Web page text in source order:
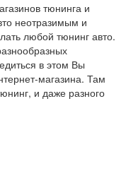
тюнинга и
неотразимым и
любой тюнинг авто.
в этом Вы
магазина. Там
и даже разного